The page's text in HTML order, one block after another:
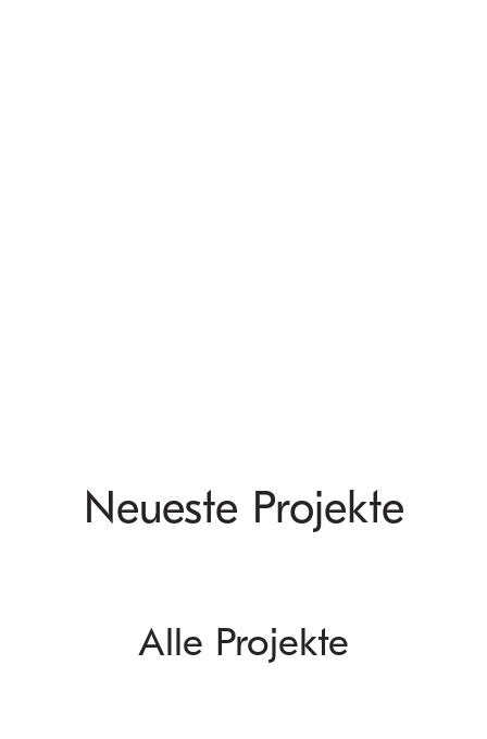
Neueste Projekte
Alle Projekte